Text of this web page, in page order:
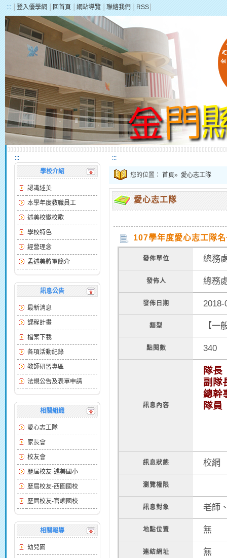
::: 登入優學網 回首頁 網站導覽 聯絡我們 RSS
:::
學校介紹
認識述美
本學年度教職員工
述美校徽校歌
學校特色
經營理念
孟述美將軍簡介
訊息公告
最新消息
課程計畫
檔案下載
各項活動紀錄
教師研習專區
法規公告及表單申請
相關組織
愛心志工隊
家長會
校友會
歷屆校友-述美國小
歷屆校友-西園國校
歷屆校友-官嶼國校
相關報導
幼兒園
:::
您的位置： 首頁» 愛心志工隊
愛心志工隊
107學年度愛心志工隊
發佈單位 總務
發佈人 總務
發佈日期
類型 【一
點閱數 340
訊息內容
隊長
副隊
總幹
隊員
訊息狀態 校網
瀏覽權限
訊息對象 老師
地點位置 無
連結網址 無